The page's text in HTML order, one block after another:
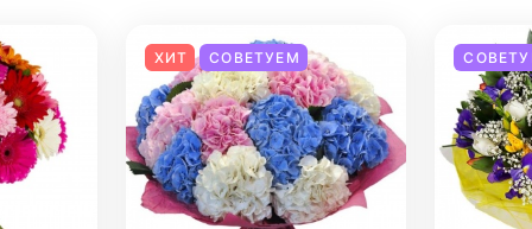
ХИТ СОВЕТУЕМ